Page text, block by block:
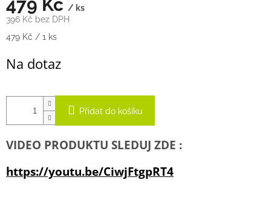
479 Kč / ks
396 Kč bez DPH
Měrná
479 Kč / 1 ks
Na dotaz
Přidat do košíku
VIDEO PRODUKTU SLEDUJ ZDE :
https://youtu.be/CiwjFtgpRT4